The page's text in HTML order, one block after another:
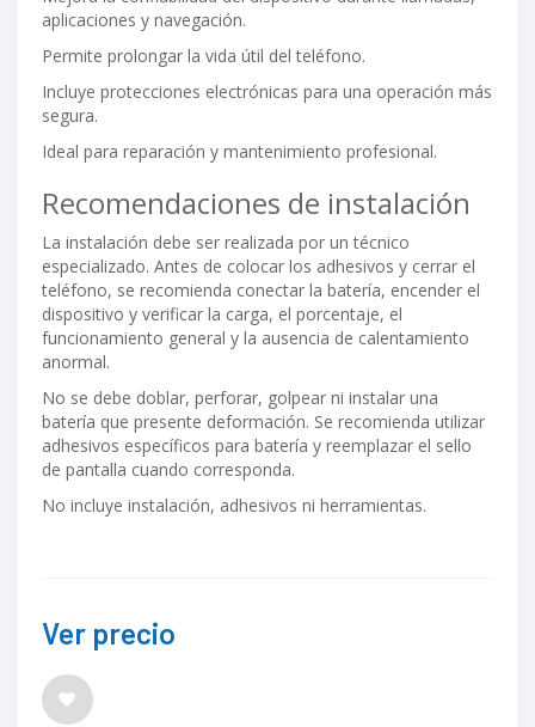
aplicaciones y navegación.
Permite prolongar la vida útil del teléfono.
Incluye protecciones electrónicas para una operación más
segura.
Ideal para reparación y mantenimiento profesional.
Recomendaciones de instalación
La instalación debe ser realizada por un técnico
especializado. Antes de colocar los adhesivos y cerrar el
teléfono, se recomienda conectar la batería, encender el
dispositivo y verificar la carga, el porcentaje, el
funcionamiento general y la ausencia de calentamiento
anormal.
No se debe doblar, perforar, golpear ni instalar una
batería que presente deformación. Se recomienda utilizar
adhesivos específicos para batería y reemplazar el sello
de pantalla cuando corresponda.
No incluye instalación, adhesivos ni herramientas.
Ver precio